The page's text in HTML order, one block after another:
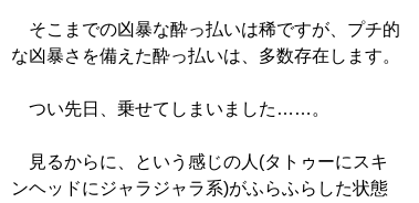
そこまでの凶暴な酔っ払いは稀ですが、プチ的
な凶暴さを備えた酔っ払いは、多数存在します。
つい先日、乗せてしまいました……。
見るからに、という感じの人(タトゥーにスキ
ンヘッドにジャラジャラ系)がふらふらした状態